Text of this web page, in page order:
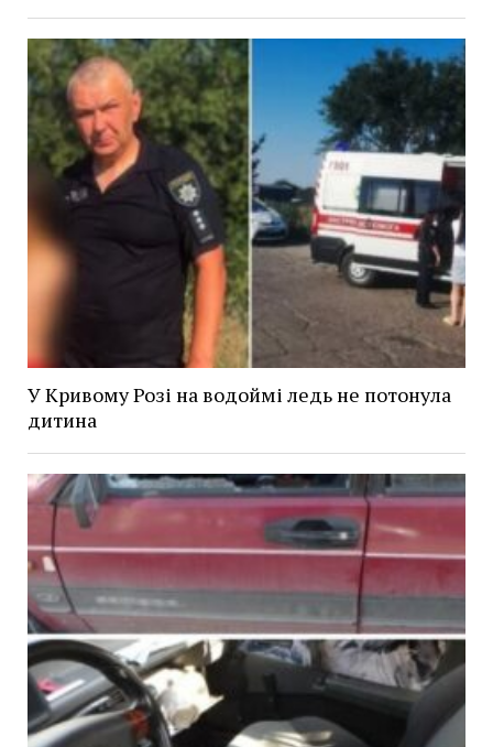
У Кривому Розі на водоймі ледь не потонула
дитина